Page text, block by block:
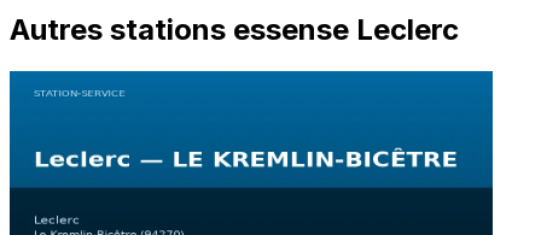
Autres stations essense Leclerc